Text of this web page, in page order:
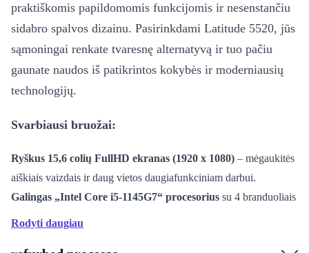
praktiškomis papildomomis funkcijomis ir nesenstančiu
sidabro spalvos dizainu. Pasirinkdami Latitude 5520, jūs
sąmoningai renkate tvaresnę alternatyvą ir tuo pačiu
gaunate naudos iš patikrintos kokybės ir moderniausių
technologijų.
Svarbiausi bruožai:
Ryškus 15,6 colių FullHD ekranas (1920 x 1080) – mėgaukitės
aiškiais vaizdais ir daug vietos daugiafunkciniam darbui.
Galingas „Intel Core i5-1145G7“ procesorius su 4 branduoliais
ir 1,10 GHz – idealus biurui, transliacijoms ir dar daugiau.
Rodyti daugiau